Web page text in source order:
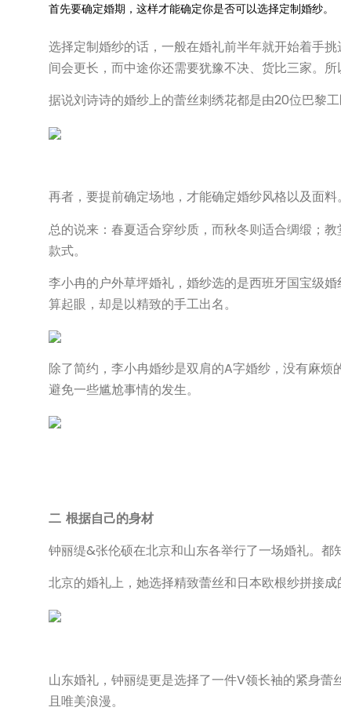
首先要确定婚期，这样才能确定你是否可以选择定制婚纱。
选择定制婚纱的话，一般在婚礼前半年就开始着手
间会更长，而中途你还需要犹豫不决、货比三家。所
据说刘诗诗的婚纱上的蕾丝刺绣花都是由20位巴黎
再者，要提前确定场地，才能确定婚纱风格以及面料。
总的说来：春夏适合穿纱质，而秋冬则适合绸缎；
款式。
李小冉的户外草坪婚礼，婚纱选的是西班牙国宝级
算起眼，却是以精致的手工出名。
除了简约，李小冉婚纱是双肩的A字婚纱，没有麻
避免一些尴尬事情的发生。
二 根据自己的身材
钟丽缇&张伦硕在北京和山东各举行了一场婚礼。
北京的婚礼上，她选择精致蕾丝和日本欧根纱拼接
山东婚礼，钟丽缇更是选择了一件V领长袖的紧身
且唯美浪漫。